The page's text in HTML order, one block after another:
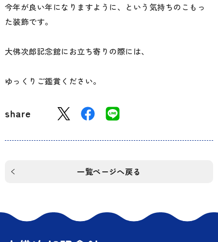
今年が良い年になりますように、という気持ちのこもっ
た装飾です。
大佛次郎記念館にお立ち寄りの際には、
ゆっくりご鑑賞ください。
share
一覧ページへ戻る